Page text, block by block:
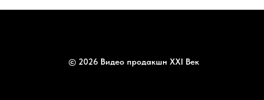
© 2026 Видео продакшн XXI Век